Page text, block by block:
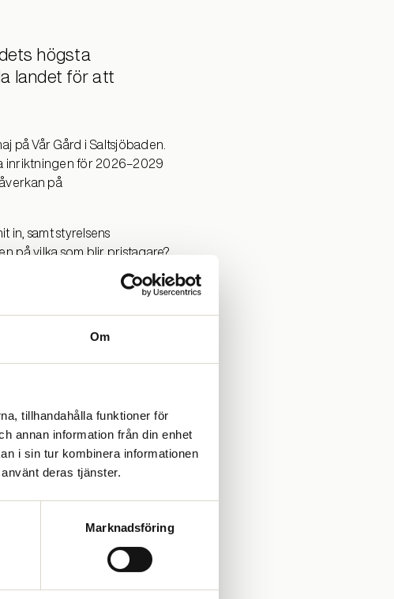
Om
tillhandahålla funktioner för
annan information från din enhet
i sin tur kombinera informationen
deras tjänster.
Marknadsföring
högsta
landet för att
på Vår Gård i Saltsjöbaden.
inriktningen för 2026–2029
på
in, samt styrelsens
på vilka som blir pristagare?
beslut i plenum.
samt kanslipersonal.
och presenterar